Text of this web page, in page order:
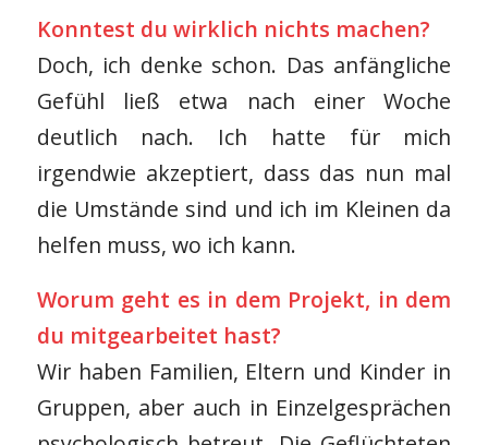
Konntest du wirklich nichts machen?
Doch, ich denke schon. Das anfängliche
Gefühl ließ etwa nach einer Woche
deutlich nach. Ich hatte für mich
irgendwie akzeptiert, dass das nun mal
die Umstände sind und ich im Kleinen da
helfen muss, wo ich kann.
Worum geht es in dem Projekt, in dem
du mitgearbeitet hast?
Wir haben Familien, Eltern und Kinder in
Gruppen, aber auch in Einzelgesprächen